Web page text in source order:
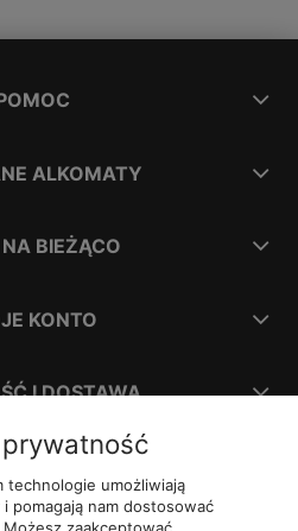
ALKOMATY
BIEŻĄCO
KONTO
I DOSTAWA
technologie umożliwiają
pomagają nam dostosować